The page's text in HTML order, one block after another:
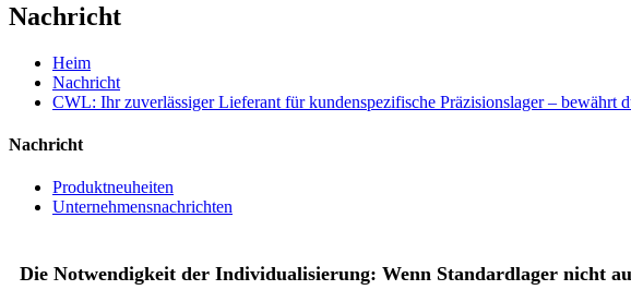
Nachricht
Heim
Nachricht
CWL: Ihr zuverlässiger Lieferant für kundenspezifische Präzisionslager – bewährt
Nachricht
Produktneuheiten
Unternehmensnachrichten
Die Notwendigkeit der Individualisierung: Wenn Standardlager nicht